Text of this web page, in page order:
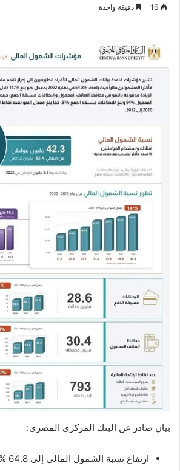
16 دقيقة واحدة
بيان صادر عن البنك المركزي المصري:
ارتفاع نسبة الشمول المالي إلى 64.8 % بنهاية 2022